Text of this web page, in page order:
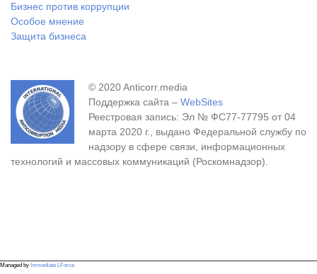
Бизнес против коррупции
Особое мнение
Защита бизнеса
© 2020 Anticorr.media
Поддержка сайта – WebSites
Реестровая запись: Эл № ФС77-77795 от 04
марта 2020 г., выдано Федеральной службу по
надзору в сфере связи, информационных
технологий и массовых коммуникаций (Роскомнадзор).
Managed by Immediate LForce